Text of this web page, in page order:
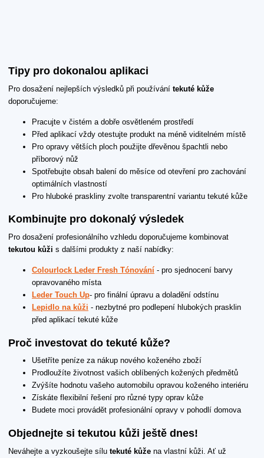
Tipy pro dokonalou aplikaci
Pro dosažení nejlepších výsledků při používání tekuté kůže
doporučujeme:
Pracujte v čistém a dobře osvětleném prostředí
Před aplikací vždy otestujte produkt na méně viditelném místě
Pro opravy větších ploch použijte dřevěnou špachtli nebo
příborový nůž
Spotřebujte obsah balení do měsíce od otevření pro zachování
optimálních vlastností
Pro hluboké praskliny zvolte transparentní variantu tekuté kůže
Kombinujte pro dokonalý výsledek
Pro dosažení profesionálního vzhledu doporučujeme kombinovat
tekutou kůži s dalšími produkty z naší nabídky:
Colourlock Leder Fresh Tónování - pro sjednocení barvy
opravovaného místa
Leder Touch Up- pro finální úpravu a doladění odstínu
Lepidlo na kůži - nezbytné pro podlepení hlubokých prasklin
před aplikací tekuté kůže
Proč investovat do tekuté kůže?
Ušetříte peníze za nákup nového koženého zboží
Prodloužíte životnost vašich oblíbených kožených předmětů
Zvýšíte hodnotu vašeho automobilu opravou koženého interiéru
Získáte flexibilní řešení pro různé typy oprav kůže
Budete moci provádět profesionální opravy v pohodlí domova
Objednejte si tekutou kůži ještě dnes!
Neváhejte a vyzkoušejte sílu tekuté kůže na vlastní kůži. Ať už